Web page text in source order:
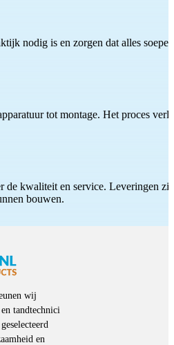
nodig is en zorgen dat alles
tot montage. Het proces
kwaliteit en service. Leveringen
bouwen.
wij
tandtechnici
en